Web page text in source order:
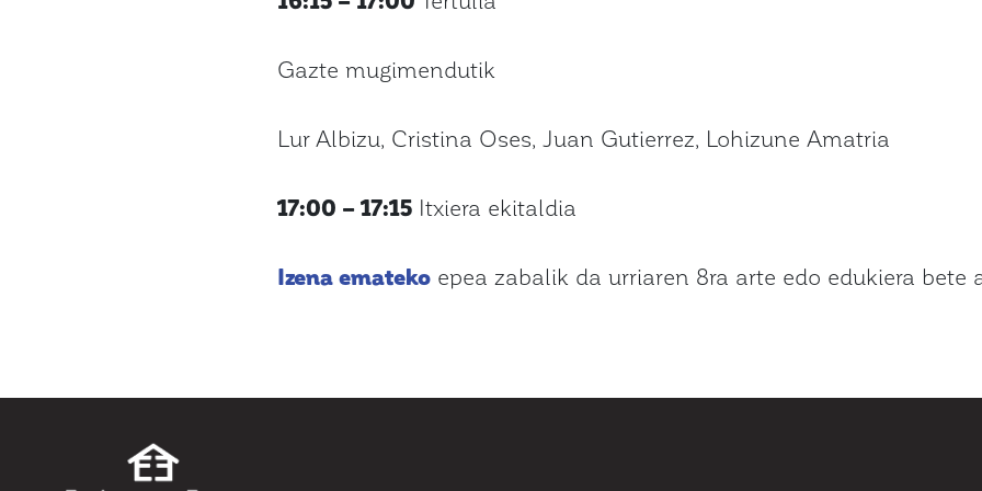
Gazte mugimendutik
Lur Albizu, Cristina Oses, Juan Gutierrez, Lohizune Amatria
17:00 – 17:15Itxiera ekitaldia
Izena ematekoepea zabalik da urriaren 8ra arte edo edukiera bete